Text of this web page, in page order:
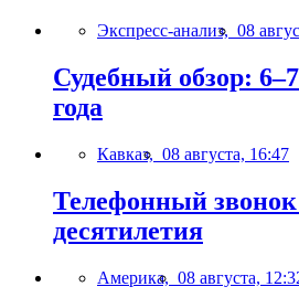
Экспресс-анализ, 08
Судебный обзор:
года
Кавказ, 08 августа, 16:47
Телефонный
десятилетия
Америка, 08 августа,